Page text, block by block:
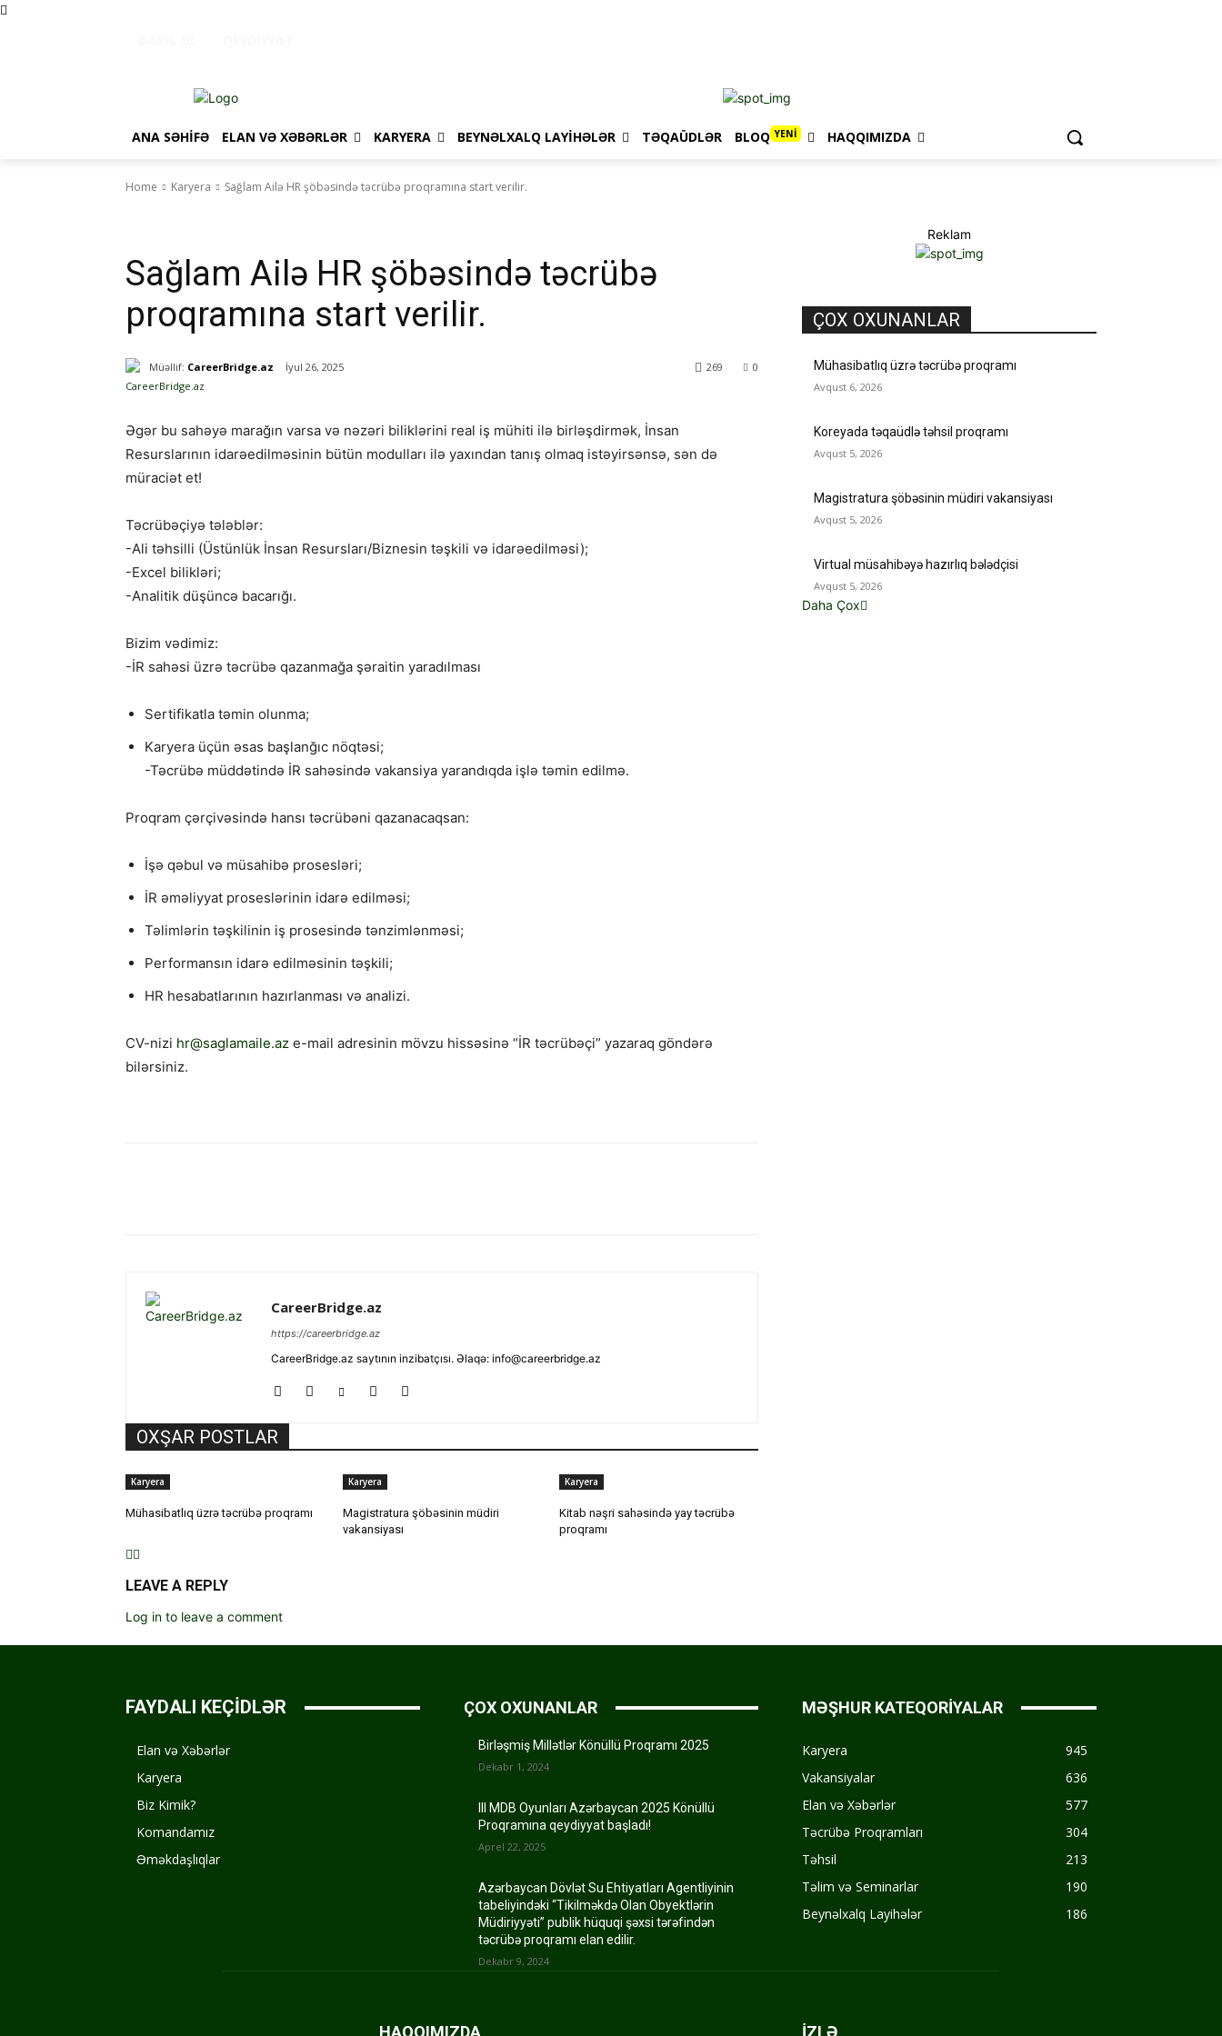
ANA SƏHIFƏ ELAN VƏ XƏBƏRLƏR KARYERA BEYNƏLXALQ LAYIHƏLƏR TƏQAÜDLƏR BLOQ YENİ HAQQIMIZDA
Home Karyera Sağlam Ailə HR şöbəsində təcrübə proqramına start verilir.
Sağlam Ailə HR şöbəsində təcrübə
proqramına start verilir.
Müəllif: CareerBridge.az İyul 26, 2025 0
269
Əgər bu sahəyə marağın varsa və nəzəri biliklərini real iş mühiti ilə birləşdirmək, İnsan
Resurslarının idarəedilməsinin bütün modulları ilə yaxından tanış olmaq istəyirsənsə, sən də
müraciət et!
Təcrübəçiyə tələblər:
-Ali təhsilli (Üstünlük İnsan Resursları/Biznesin təşkili və idarəedilməsi);
-Excel bilikləri;
-Analitik düşüncə bacarığı.
Bizim vədimiz:
-İR sahəsi üzrə təcrübə qazanmağa şəraitin yaradılması
Sertifikatla təmin olunma;
Karyera üçün əsas başlanğıc nöqtəsi;
-Təcrübə müddətində İR sahəsində vakansiya yarandıqda işlə təmin edilmə.
Proqram çərçivəsində hansı təcrübəni qazanacaqsan:
İşə qəbul və müsahibə prosesləri;
İR əməliyyat proseslərinin idarə edilməsi;
Təlimlərin təşkilinin iş prosesində tənzimlənməsi;
Performansın idarə edilməsinin təşkili;
HR hesabatlarının hazırlanması və analizi.
CV-nizi hr@saglamaile.az e-mail adresinin mövzu hissəsinə “İR təcrübəçi” yazaraq göndərə
bilərsiniz.
CareerBridge.az
https://careerbridge.az
CareerBridge.az saytının inzibatçısı. Əlaqə: info@careerbridge.az
OXŞAR POSTLAR
Karyera
Mühasibatlıq üzrə təcrübə proqramı
Karyera
Magistratura şöbəsinin müdiri
vakansiyası
Karyera
Kitab nəşri sahəsində yay təcrübə
proqramı
LEAVE A REPLY
Log in to leave a comment
Reklam
ÇOX OXUNANLAR
Mühasibatlıq üzrə təcrübə proqramı
Avqust 6, 2026
Koreyada təqaüdlə təhsil proqramı
Avqust 5, 2026
Magistratura şöbəsinin müdiri vakansiyası
Avqust 5, 2026
Virtual müsahibəyə hazırlıq bələdçisi
Avqust 5, 2026
Daha Çox
FAYDALI KEÇİDLƏR
Elan və Xəbərlər
Karyera
Biz Kimik?
Komandamız
Əməkdaşlıqlar
ÇOX OXUNANLAR
Birləşmiş Millətlər Könüllü Proqramı 2025
Dekabr 1, 2024
III MDB Oyunları Azərbaycan 2025 Könüllü
Proqramına qeydiyyat başladı!
Aprel 22, 2025
Azərbaycan Dövlət Su Ehtiyatları Agentliyinin
tabeliyindəki “Tikilməkdə Olan Obyektlərin
Müdiriyyəti” publik hüquqi şəxsi tərəfindən
təcrübə proqramı elan edilir.
Dekabr 9, 2024
MƏŞHUR KATEQORİYALAR
Karyera
945
Vakansiyalar
636
Elan və Xəbərlər
577
Təcrübə Proqramları
304
Təhsil
213
Təlim və Seminarlar
190
Beynəlxalq Layihələr
186
HAQQIMIZDA İZLƏ